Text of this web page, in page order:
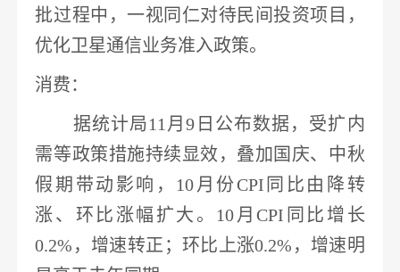
批过程中，一视同仁对待民间投资项目，
优化卫星通信业务准入政策。
消费：
据统计局11月9日公布数据，受扩内
需等政策措施持续显效，叠加国庆、中秋
假期带动影响，10月份CPI同比由降转
涨、环比涨幅扩大。 10月CPI同比增长
0.2%，增速转正 ；环比上涨0.2%，增速明